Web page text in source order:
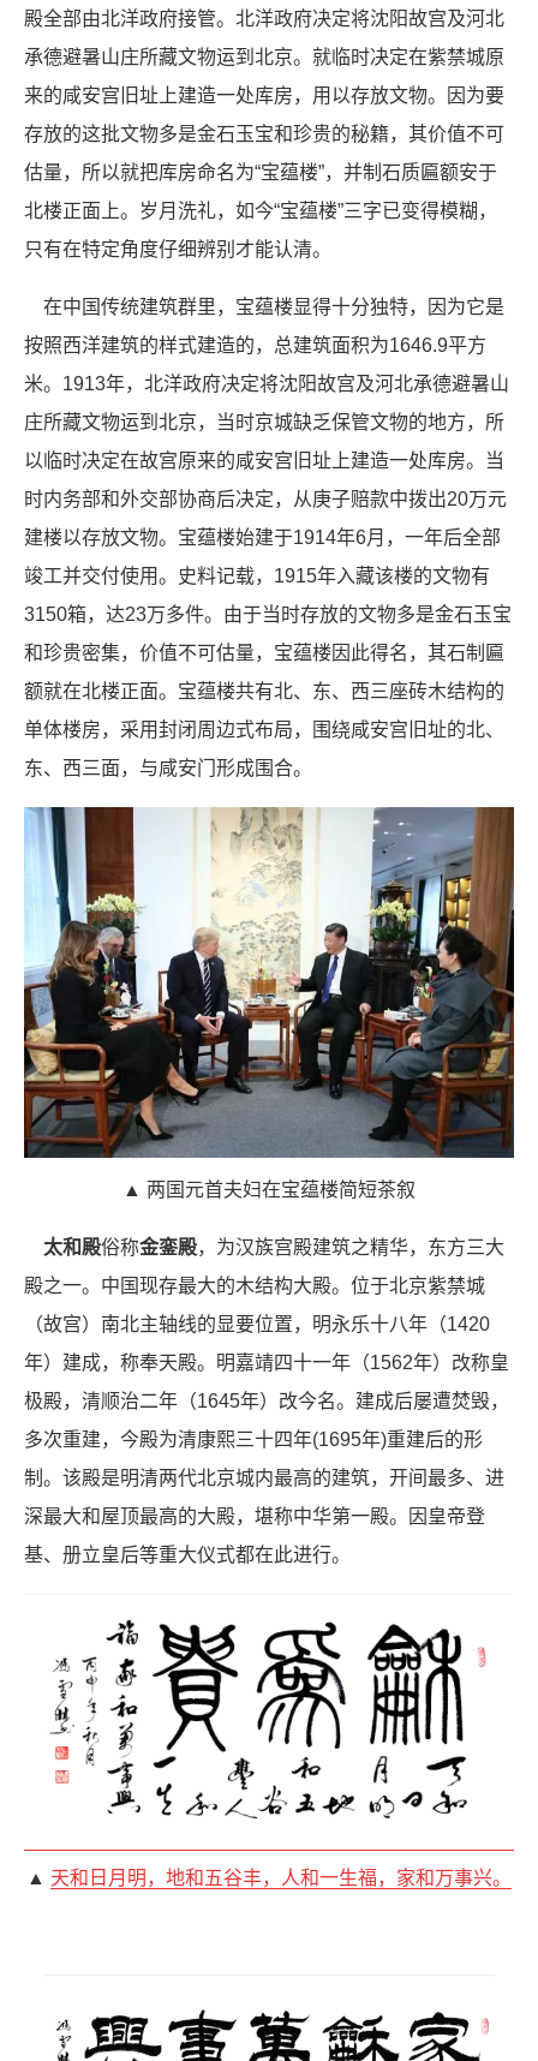
殿全部由北洋政府接管。北洋政府决定将沈阳故宫及河北
承德避暑山庄所藏文物运到北京。就临时决定在紫禁城原
来的咸安宫旧址上建造一处库房，用以存放文物。因为要
存放的这批文物多是金石玉宝和珍贵的秘籍，其价值不可
估量，所以就把库房命名为“宝蕴楼”，并制石质匾额安于
北楼正面上。岁月洗礼，如今“宝蕴楼”三字已变得模糊，
只有在特定角度仔细辨别才能认清。
在中国传统建筑群里，宝蕴楼显得十分独特，因为它是
按照西洋建筑的样式建造的，总建筑面积为1646.9平方
米。1913年，北洋政府决定将沈阳故宫及河北承德避暑山
庄所藏文物运到北京，当时京城缺乏保管文物的地方，所
以临时决定在故宫原来的咸安宫旧址上建造一处库房。当
时内务部和外交部协商后决定，从庚子赔款中拨出20万元
建楼以存放文物。宝蕴楼始建于1914年6月，一年后全部
竣工并交付使用。史料记载，1915年入藏该楼的文物有
3150箱，达23万多件。由于当时存放的文物多是金石玉宝
和珍贵密集，价值不可估量，宝蕴楼因此得名，其石制匾
额就在北楼正面。宝蕴楼共有北、东、西三座砖木结构的
单体楼房，采用封闭周边式布局，围绕咸安宫旧址的北、
东、西三面，与咸安门形成围合。
▲ 两国元首夫妇在宝蕴楼简短茶叙
太和殿俗称金銮殿，为汉族宫殿建筑之精华，东方三大
殿之一。中国现存最大的木结构大殿。位于北京紫禁城
（故宫）南北主轴线的显要位置，明永乐十八年（1420
年）建成，称奉天殿。明嘉靖四十一年（1562年）改称皇
极殿，清顺治二年（1645年）改今名。建成后屡遭焚毁，
多次重建，今殿为清康熙三十四年(1695年)重建后的形
制。该殿是明清两代北京城内最高的建筑，开间最多、进
深最大和屋顶最高的大殿，堪称中华第一殿。因皇帝登
基、册立皇后等重大仪式都在此进行。
▲ 天和日月明，地和五谷丰，人和一生福，家和万事兴。